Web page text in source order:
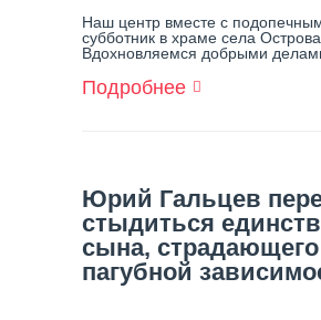
Наш центр вместе с
субботник в храме села Острова.
Вдохновляемся добрыми
Подробнее О
Юрий Гальцев
стыдиться
сына, страдающего
пагубной